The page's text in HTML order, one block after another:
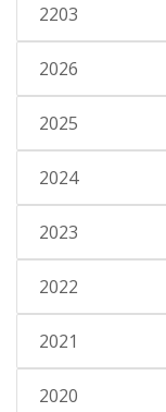
2203
2026
2025
2024
2023
2022
2021
2020